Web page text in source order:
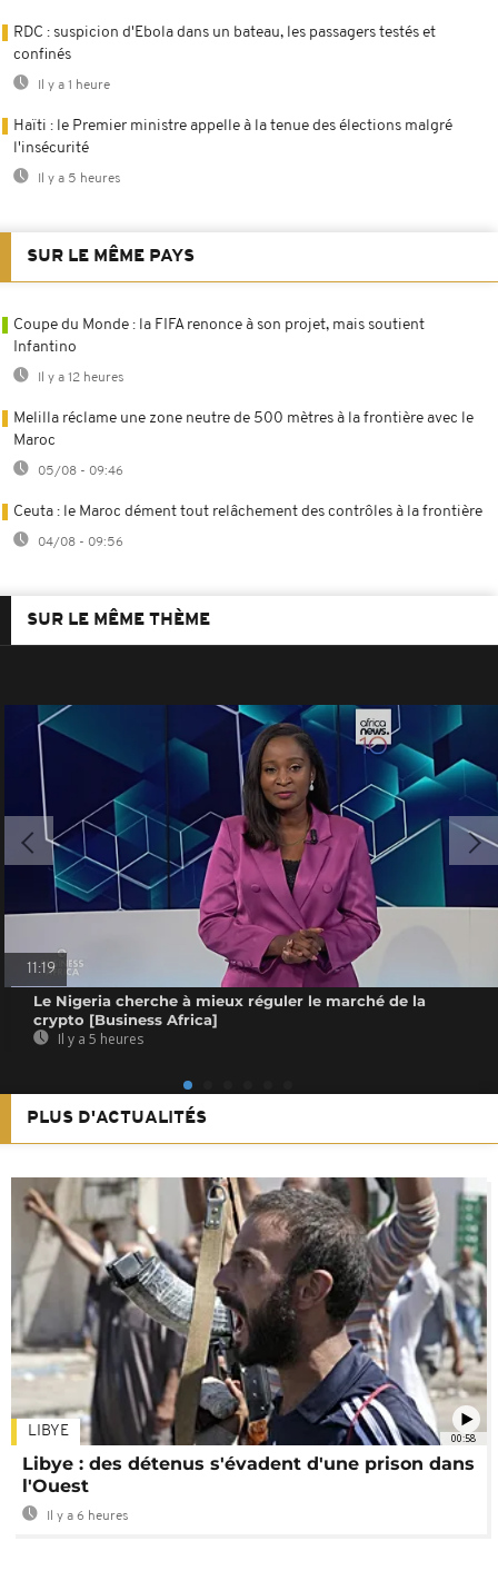
RDC : suspicion d'Ebola dans un bateau, les passagers testés et
confinés
Il y a 1 heure
Haïti : le Premier ministre appelle à la tenue des élections malgré
l'insécurité
Il y a 5 heures
SUR LE MÊME PAYS
Coupe du Monde : la FIFA renonce à son projet, mais soutient
Infantino
Il y a 12 heures
Melilla réclame une zone neutre de 500 mètres à la frontière avec le
Maroc
05/08 - 09:46
Ceuta : le Maroc dément tout relâchement des contrôles à la frontière
04/08 - 09:56
SUR LE MÊME THÈME
11:19
Le Nigeria cherche à mieux réguler le marché de la
crypto [Business Africa]
Il y a 5 heures
PLUS D'ACTUALITÉS
00:58
LIBYE
Libye : des détenus s'évadent d'une prison dans
l'Ouest
Il y a 6 heures